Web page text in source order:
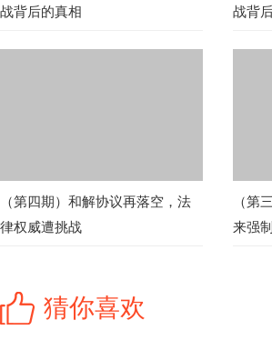
战背后的真相
战背
（第四期）和解协议再落空，法
律权威遭挑战
（第
来强制
猜你喜欢